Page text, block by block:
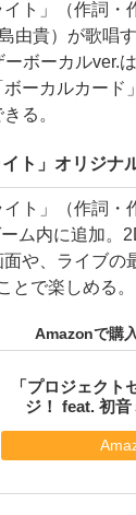
ト」（作詞・
由貴）が歌唱
ボーカルver.
ーカルカード
る。
イト」オリジナ
ト」（作詞・
ム内に追加。
や、ライブの
とで楽しめる。
Amazonで購入
「プロジェクト
ジ！ feat. 初